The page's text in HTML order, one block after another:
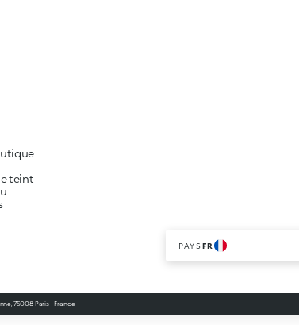
teint
PAYSFR
75008 Paris - France